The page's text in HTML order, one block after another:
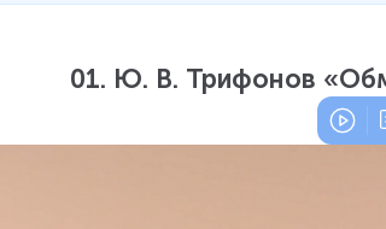
01. Ю. В. Трифонов